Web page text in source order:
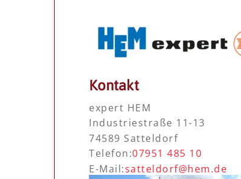
Kontakt
expert HEM
Industriestraße 11-13
74589 Satteldorf
Telefon:07951 485 10
E-Mail:satteldorf@hem.de